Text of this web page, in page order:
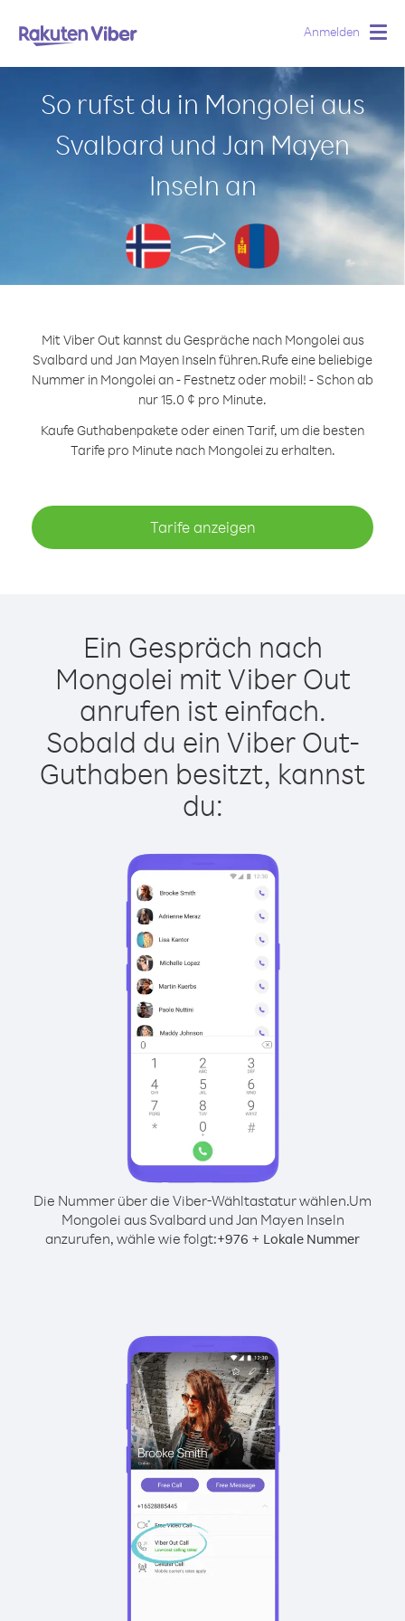
Anmelden
So rufst du in Mongolei aus
Svalbard und Jan Mayen
Inseln an
Mit Viber Out kannst du Gespräche nach Mongolei aus
Svalbard und Jan Mayen Inseln führen.Rufe eine beliebige
Nummer in Mongolei an - Festnetz oder mobil! - Schon ab
nur 15.0 ¢ pro Minute.
Kaufe Guthabenpakete oder einen Tarif, um die besten
Tarife pro Minute nach Mongolei zu erhalten.
Tarife anzeigen
Ein Gespräch nach
Mongolei mit Viber Out
anrufen ist einfach.
Sobald du ein Viber Out-
Guthaben besitzt, kannst
du:
Die Nummer über die Viber-Wähltastatur wählen.Um
Mongolei aus Svalbard und Jan Mayen Inseln
anzurufen, wähle wie folgt:+976 + Lokale Nummer